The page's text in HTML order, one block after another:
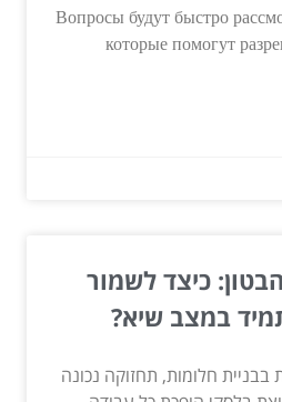
Вопросы будут быстро
которые помогут
כיצד לשמור
במצב שיא?
חלומות, תחזוקה נכונה